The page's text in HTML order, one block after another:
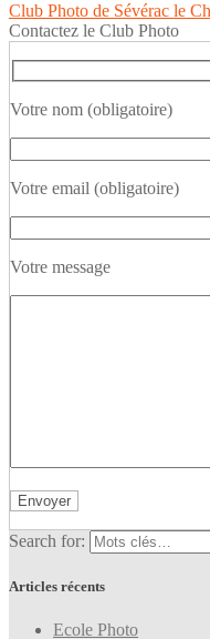
Club Photo de Sévérac le
Contactez le Club Photo
Votre nom (obligatoire)
Votre email (obligatoire)
Votre message
Search for:
Articles récents
Ecole Photo